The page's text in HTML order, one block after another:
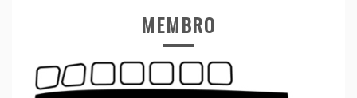
MEMBRO